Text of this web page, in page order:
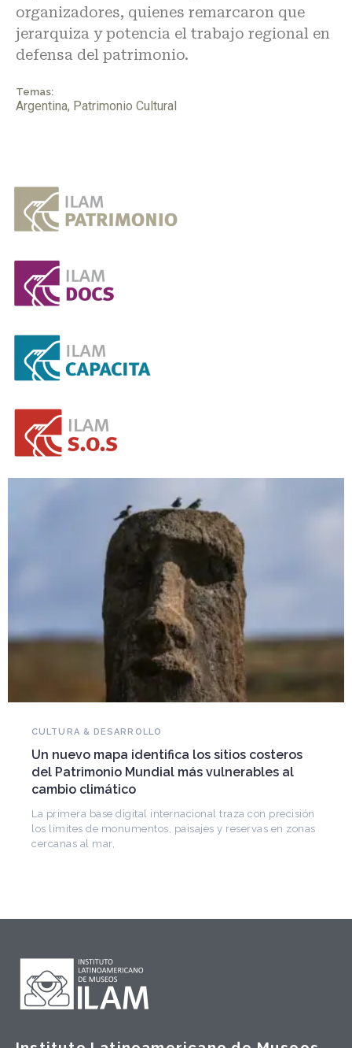
organizadores, quienes remarcaron que
jerarquiza y potencia el trabajo regional en
defensa del patrimonio.
Temas:
Argentina, Patrimonio Cultural
costeros
al
traza con precisión
reservas en zonas
Falleció Ramón Gutiérrez,
patrimonio iberoamericano
Arquitecto, historiador e Investigador
de Arquitectura Latinoamericana.